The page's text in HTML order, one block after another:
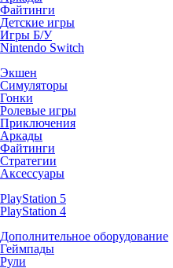
Файтинги
Детские игры
Игры Б/У
Nintendo Switch
Экшен
Симуляторы
Гонки
Ролевые игры
Приключения
Аркады
Файтинги
Стратегии
Аксессуары
PlayStation 5
PlayStation 4
Дополнительное оборудование
Геймпады
Рули